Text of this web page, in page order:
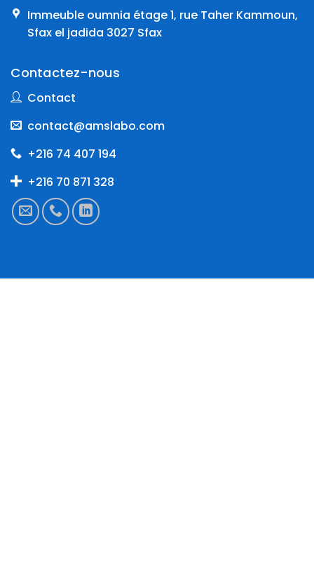
Immeuble oumnia étage 1, rue Taher Kammoun,
Sfax el jadida 3027 Sfax
Contactez-nous
Contact
contact@amslabo.com
+216 74 407 194
+216 70 871 328